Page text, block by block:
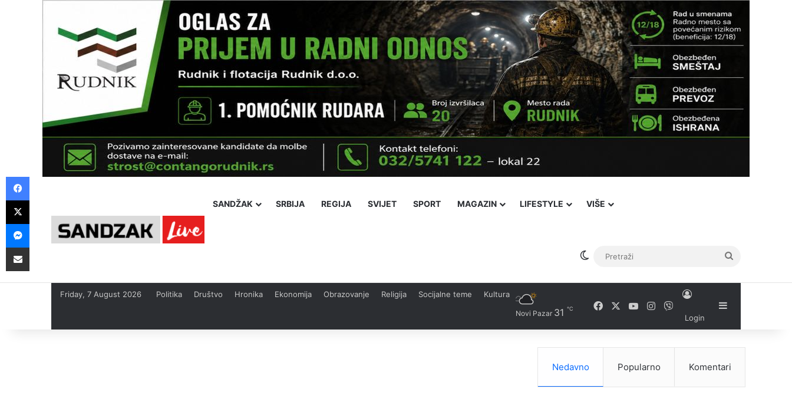
SANDŽAK SRBIJA REGIJA SVIJET SPORT MAGAZIN LIFESTYLE VIŠE
Switch skin
Friday, 7 August 2026 Politika Društvo Hronika Ekonomija Obrazovanje Religija Socijalne teme Kultura
Novi Pazar 31 ℃ FacebookYouTubeInstagram
Viber
Login
Sidebar
Nedavno Popularno Komentari
Facebook
X
Messenger
Pošalji preko E-Maila